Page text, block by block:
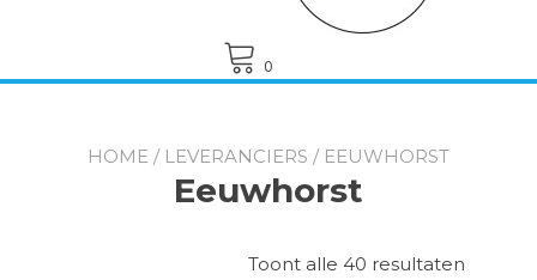
0
HOME / LEVERANCIERS / EEUWHORST
Eeuwhorst
Toont alle 40 resultaten